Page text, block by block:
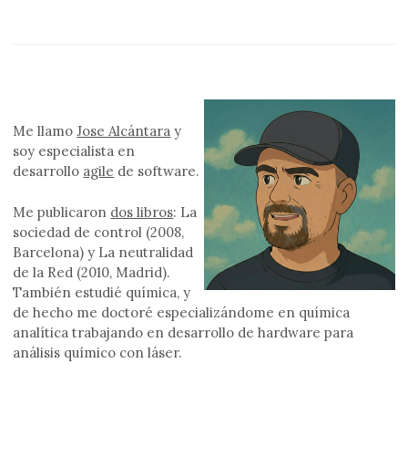
Me llamoJose Alcántara y
soy especialista en
desarrollo agile de software.
Me publicaron dos libros: La
sociedad de control (2008,
Barcelona) y La neutralidad
de la Red (2010, Madrid).
También estudié química, y
de hecho me doctoré especializándome en química
analítica trabajando en desarrollo de hardware para
análisis químico con láser.